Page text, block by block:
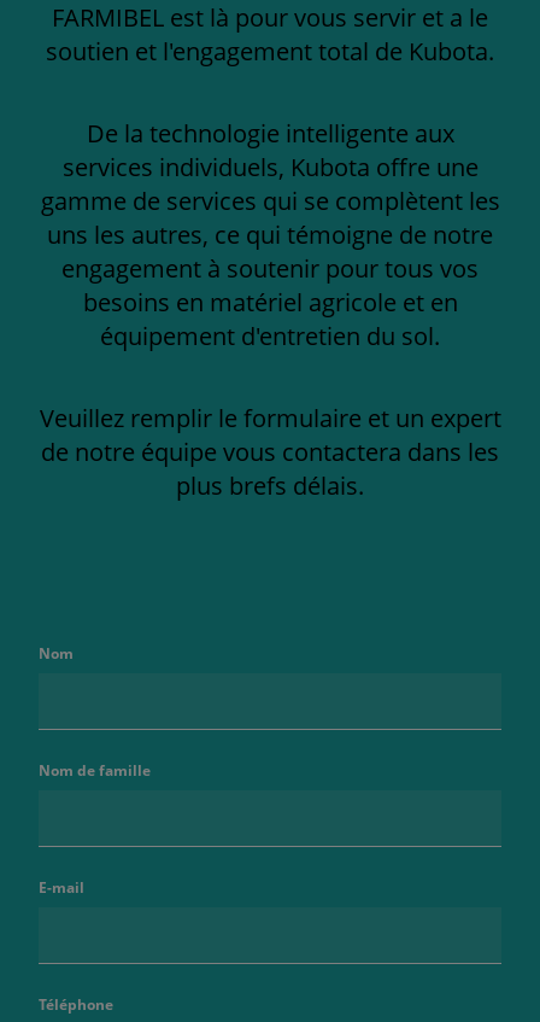
FARMIBEL est là pour vous servir et a le
soutien et l'engagement total de Kubota.
De la technologie intelligente aux
services individuels, Kubota offre une
gamme de services qui se complètent les
uns les autres, ce qui témoigne de notre
engagement à soutenir pour tous vos
besoins en matériel agricole et en
équipement d'entretien du sol.
Veuillez remplir le formulaire et un expert
de notre équipe vous contactera dans les
plus brefs délais.
Nom
Nom de famille
E-mail
Téléphone